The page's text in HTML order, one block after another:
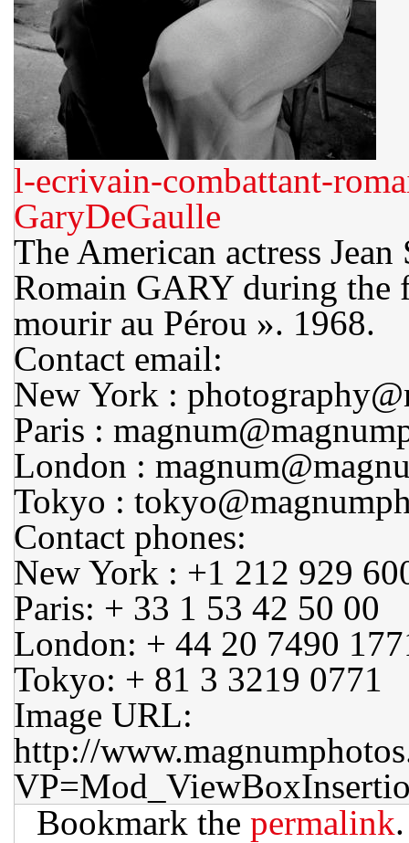
l-ecrivain-combattant-
GaryDeGaulle
The American actress
Romain GARY during
mourir au Pérou ». 1968.
Contact email:
New York :
Paris :
London :
Tokyo :
Contact phones:
New York : +1 212 929
Paris: + 33 1 53 42 50 00
London: + 44 20 7490
Tokyo: + 81 3 3219 0771
Image URL:
http://
Bookmark the permalink.